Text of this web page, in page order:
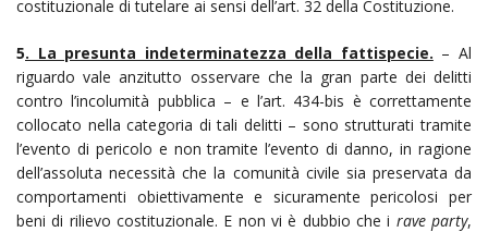
costituzionale di tutelare ai sensi dell’art. 32 della Costituzione.
5. La presunta indeterminatezza della fattispecie. – Al
riguardo vale anzitutto osservare che la gran parte dei delitti
contro l’incolumità pubblica – e l’art. 434-bis è correttamente
collocato nella categoria di tali delitti – sono strutturati tramite
l’evento di pericolo e non tramite l’evento di danno, in ragione
dell’assoluta necessità che la comunità civile sia preservata da
comportamenti obiettivamente e sicuramente pericolosi per
beni di rilievo costituzionale. E non vi è dubbio che i rave party,